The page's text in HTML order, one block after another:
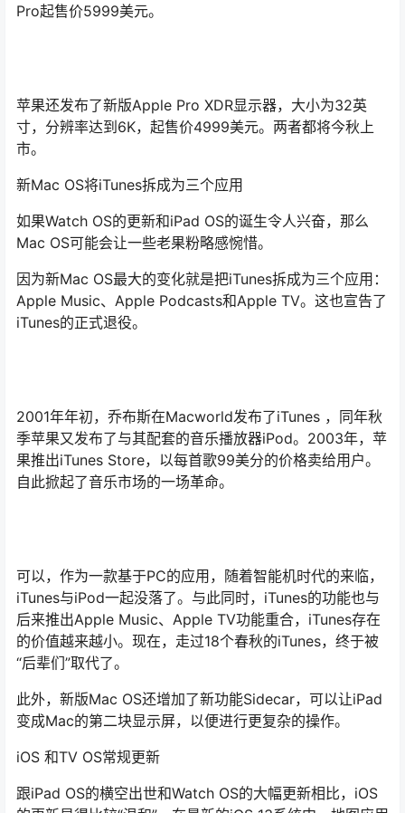
Pro起售价5999美元。
苹果还发布了新版Apple Pro XDR显示器，大小为32英
寸，分辨率达到6K，起售价4999美元。两者都将今秋上
市。
新Mac OS将iTunes拆成为三个应用
如果Watch OS的更新和iPad OS的诞生令人兴奋，那么
Mac OS可能会让一些老果粉略感惋惜。
因为新Mac OS最大的变化就是把iTunes拆成为三个应用：
Apple Music、Apple Podcasts和Apple TV。这也宣告了
iTunes的正式退役。
2001年年初，乔布斯在Macworld发布了iTunes ，同年秋
季苹果又发布了与其配套的音乐播放器iPod。2003年，苹
果推出iTunes Store，以每首歌99美分的价格卖给用户。
自此掀起了音乐市场的一场革命。
可以，作为一款基于PC的应用，随着智能机时代的来临，
iTunes与iPod一起没落了。与此同时，iTunes的功能也与
后来推出Apple Music、Apple TV功能重合，iTunes存在
的价值越来越小。现在，走过18个春秋的iTunes，终于被
“后辈们”取代了。
此外，新版Mac OS还增加了新功能Sidecar，可以让iPad
变成Mac的第二块显示屏，以便进行更复杂的操作。
iOS 和TV OS常规更新
跟iPad OS的横空出世和Watch OS的大幅更新相比，iOS